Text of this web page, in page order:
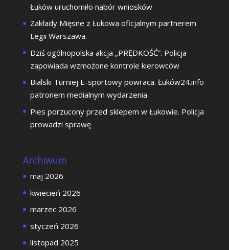
Łuków uruchomiło nabór wniosków
Zakłady Mięsne z Łukowa oficjalnym partnerem
Legii Warszawa.
Dziś ogólnopolska akcja „PRĘDKOŚĆ”. Policja
zapowiada wzmożone kontrole kierowców
Bialski Turniej E-sportowy powraca. Łuków24.info
patronem medialnym wydarzenia
Pies porzucony przed sklepem w Łukowie. Policja
prowadzi sprawę
Archiwum
maj 2026
kwiecień 2026
marzec 2026
styczeń 2026
listopad 2025